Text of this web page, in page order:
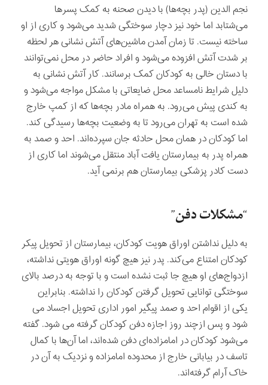
نجم الدین (پدر بچه‌ها) با دیدن صحنه به کمک پسرها
می‌شتابد اما خود نیز دچار سوختگی شدید می‌شود و کاری از او
ساخته نیست. تا زمان آمدن ماشین‌های آتش نشانی هر لحظه
بر شدت آتش افزوده می‌شود و افراد حاضر در محل نمی‌توانند
با دستان خالی به کودکان کمک برسانند. کار آتش نشانی به
دلیل شرایط نامساعد محل ضایعاتی با مشکل مواجه می‌شود و
به کندی پیش می‌رود. به همراه مادر بچه‌ها که از کمپ خارج
شده است به تهران می‌رود تا به وضعیت بچه‌ها رسیدگی کند.
اما کودکان در همان محل حادثه جان سپرده‌اند. احد و صمد به
همراه پدر به بیمارستان یافت آباد منتقل می‌شوند اما کاری از
دست کادر پزشکی بیمارستان هم برنمی آید.
“مشکلات دفن”
به دلیل نداشتن اوراق هویت کودکان، بیمارستان از تحویل پیکر
کودکان امتناع می‌کند. پدر نیز هیچ گونه اوراق هویتی نداشته،
ازدواج‌های او هیچ جا ثبت نشده است و با توجه به درصد بالای
سوختگی توانایی تحویل گرفتن کودکان را نداشته. بنابراین
یکی از اقوام احد و صمد پیگیر امور اداری تحویل اجساد می
شود و پس ازچند روز اجازه دفن کودکان گرفته می شود. گفته
می‌شود کودکان در امامزاده‌ای دفن شده‌اند، اما آن‌ها با کمال
تاسف در بیابانی خارج از محدوده امامزاده و نزدیک به آن در
خاک آرام گرفته‌اند.